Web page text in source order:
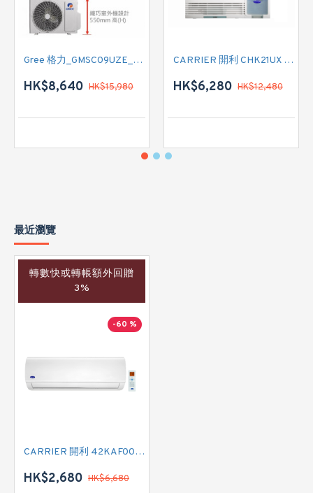
Gree 格力_GMSC09UZE_GMSC12UZE_GMSC18UZC_R32 掛牆變頻式1拖2分體冷氣機 (淨冷型)
HK$8,640 HK$15,980
CARRIER 開利 CHK21UX 二匹半 變頻淨冷窗口式冷氣機 (附遙控)
HK$6,280 HK$12,480
最近瀏覽
轉數快或轉帳額外回贈
3%
-60 %
CARRIER 開利 42KAF009V8S 一匹 變頻淨冷掛牆分體式冷氣機 (附遙控)
HK$2,680 HK$6,680